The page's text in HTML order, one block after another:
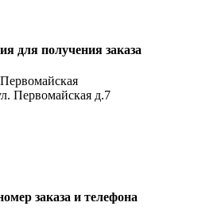
для получения заказа
Первомайская д.7
заказа и телефона